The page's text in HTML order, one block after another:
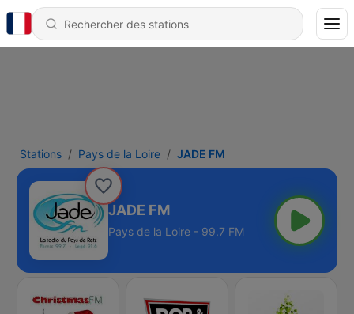
Stations Pays de la Loire JADE FM
JADE FM
Pays de la Loire - 99.7 FM